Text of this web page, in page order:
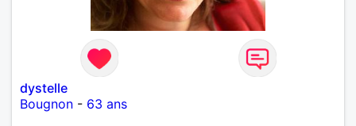
dystelle
Bougnon - 63 ans